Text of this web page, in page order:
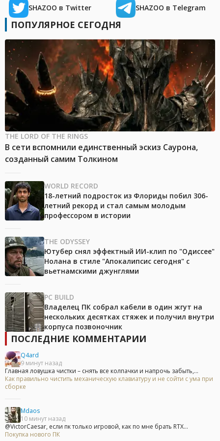
SHAZOO в Twitter SHAZOO в Telegram
ПОПУЛЯРНОЕ СЕГОДНЯ
THE LORD OF THE RINGS
В сети вспомнили единственный эскиз Саурона,
созданный самим Толкином
WORLD RECORD
18-летний подросток из Флориды побил 306-
летний рекорд и стал самым молодым
профессором в истории
THE ODYSSEY
Ютубер снял эффектный ИИ-клип по "Одиссее"
Нолана в стиле "Апокалипсис сегодня" с
вьетнамскими джунглями
PC BUILD
Владелец ПК собрал кабели в один жгут на
нескольких десятках стяжек и получил внутри
корпуса позвоночник
ПОСЛЕДНИЕ КОММЕНТАРИИ
Q4ard
9 минут назад
Главная ловушка чистки – снять все колпачки и напрочь забыть,...
Как правильно чистить механическую клавиатуру и не сойти с ума при
сборке
Mdaos
10 минут назад
@VictorCaesar, если пк только игровой, как по мне брать RTX...
Покупка нового ПК